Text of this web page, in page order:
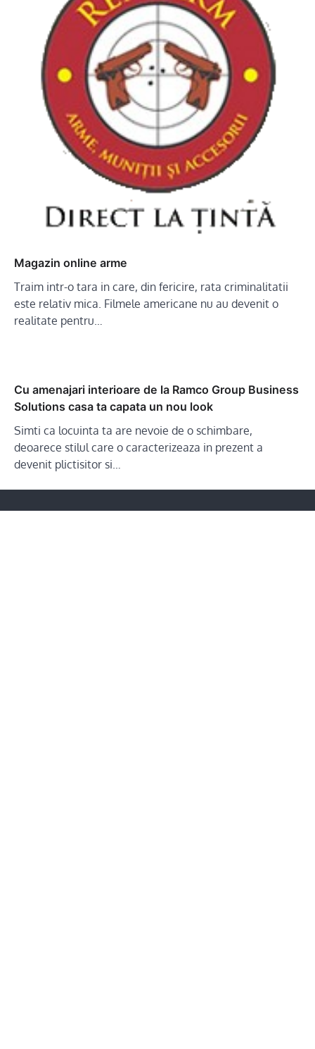
Magazin online arme
Traim intr-o tara in care, din fericire, rata criminalitatii
este relativ mica. Filmele americane nu au devenit o
realitate pentru…
Cu amenajari interioare de la Ramco Group Business
Solutions casa ta capata un nou look
Simti ca locuinta ta are nevoie de o schimbare,
deoarece stilul care o caracterizeaza in prezent a
devenit plictisitor si…